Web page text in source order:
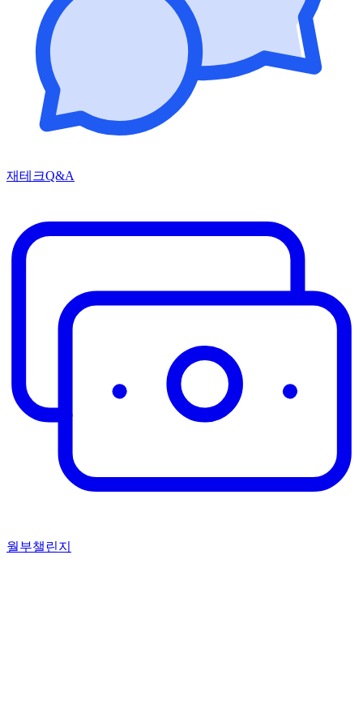
재테크Q&A
월부챌린지